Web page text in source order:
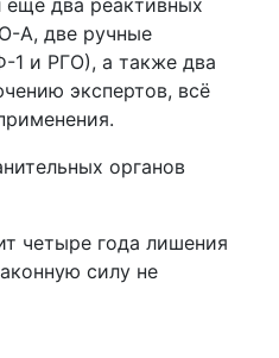
А, две ручные
1 и РГО), а также два
экспертов, всё
органов
четыре года лишения
силу не